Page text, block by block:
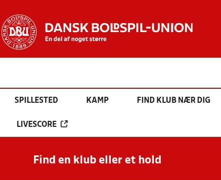
SPILLESTED KAMP FIND KLUB NÆR DIG
LIVESCORE
Find en klub eller et hold